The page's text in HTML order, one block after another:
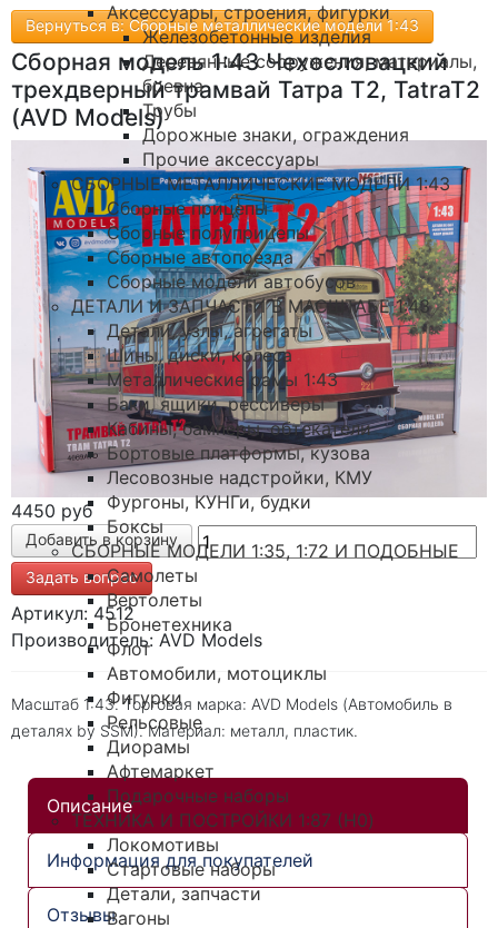
Аксессуары, строения, фигурки
Железобетонные изделия
Деревянные сооружения, материалы,
бревна
Трубы
Дорожные знаки, ограждения
Прочие аксессуары
СБОРНЫЕ МЕТАЛЛИЧЕСКИЕ МОДЕЛИ 1:43
Сборные прицепы
Сборные полуприцепы
Сборные автопоезда
Сборные модели автобусов
ДЕТАЛИ И ЗАПЧАСТИ В МАСШТАБЕ 1:43
Детали, узлы, агрегаты
Шины, диски, колеса
Металлические рамы 1:43
Баки, ящики, рессиверы
Кабины, бамперы, обтекатели
Бортовые платформы, кузова
Лесовозные надстройки, КМУ
Фургоны, КУНГи, будки
Боксы
СБОРНЫЕ МОДЕЛИ 1:35, 1:72 И ПОДОБНЫЕ
Самолеты
Вертолеты
Бронетехника
Флот
Автомобили, мотоциклы
Фигурки
Рельсовые
Диорамы
Афтемаркет
Подарочные наборы
ТЕХНИКА И ПОСТРОЙКИ 1:87 (H0)
Локомотивы
Стартовые наборы
Детали, запчасти
Вагоны
Вернуться в: Сборные металлические модели 1:43
Сборная модель 1:43 Чехословацкий
трехдверный трамвай Татра Т2, TatraT2
(AVD Models)
4450 руб
Задать вопрос
Артикул: 4512
Производитель: AVD Models
Масштаб 1:43. Торговая марка: AVD Models (Автомобиль в
деталях by SSM). Материал: металл, пластик.
Описание
Информация для покупателей
Отзывы